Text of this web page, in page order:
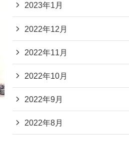
2023年1月
2022年12月
2022年11月
2022年10月
2022年9月
2022年8月